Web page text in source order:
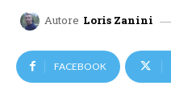
Autore Loris Zanini
FACEBOOK